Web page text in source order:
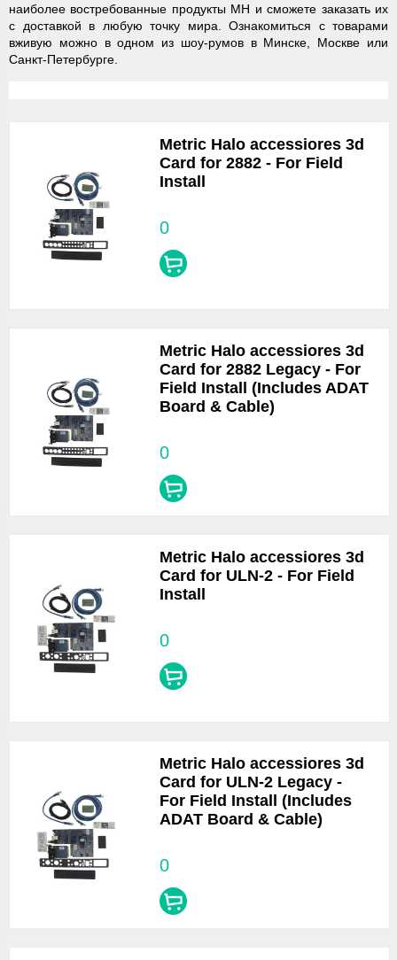
наиболее востребованные продукты МН и сможете заказать их
с доставкой в любую точку мира. Ознакомиться с товарами
вживую можно в одном из шоу-румов в Минске, Москве или
Санкт-Петербурге.
Metric Halo accessiores 3d
Card for 2882 - For Field
Install
0
Metric Halo accessiores 3d
Card for 2882 Legacy - For
Field Install (Includes ADAT
Board & Cable)
0
Metric Halo accessiores 3d
Card for ULN-2 - For Field
Install
0
Metric Halo accessiores 3d
Card for ULN-2 Legacy -
For Field Install (Includes
ADAT Board & Cable)
0